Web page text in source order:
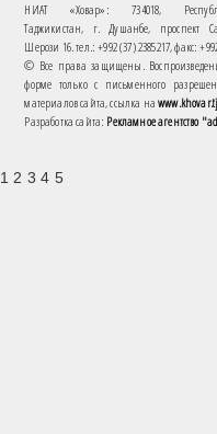
НИАТ «Ховар»: 734018,
Таджикистан, г. Душанбе, проспект
Шерози 16. тел.: +992 (37) 2385217, факс:
© Все права защищены.
форме только с письменного
материалов сайта, ссылка наwww.khovar.tj
Разработка сайта: Рекламное агентство
1 2 3 4 5